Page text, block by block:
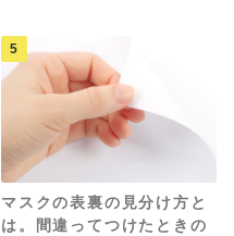
5
マスクの表裏の見分け方と
は。間違ってつけたときの